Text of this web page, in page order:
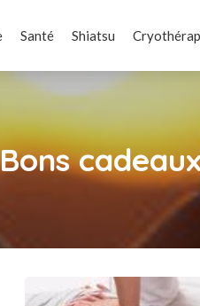
Santé Shiatsu